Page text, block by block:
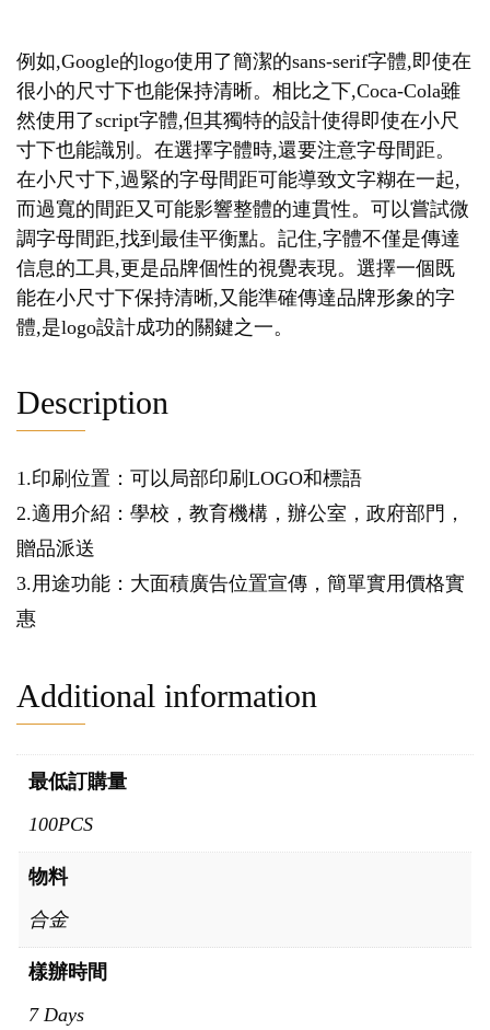
例如,Google的logo使用了簡潔的sans-serif字體,即使在
很小的尺寸下也能保持清晰。相比之下,Coca-Cola雖
然使用了script字體,但其獨特的設計使得即使在小尺
寸下也能識別。在選擇字體時,還要注意字母間距。
在小尺寸下,過緊的字母間距可能導致文字糊在一起,
而過寬的間距又可能影響整體的連貫性。可以嘗試微
調字母間距,找到最佳平衡點。記住,字體不僅是傳達
信息的工具,更是品牌個性的視覺表現。選擇一個既
能在小尺寸下保持清晰,又能準確傳達品牌形象的字
體,是logo設計成功的關鍵之一。
Description
1.印刷位置：可以局部印刷LOGO和標語
2.適用介紹：學校，教育機構，辦公室，政府部門，
贈品派送
3.用途功能：大面積廣告位置宣傳，簡單實用價格實
惠
Additional information
最低訂購量
100PCS
物料
合金
樣辦時間
7 Days